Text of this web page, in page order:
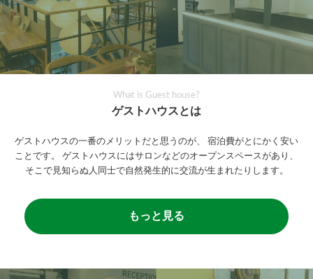
What is Guest house?
ゲストハウスとは
ゲストハウスの一番のメリットだと思うのが、
宿泊費がとにかく安い
ことです。
ゲストハウスにはサロンなどのオープンスペースがあり、
そこで見知らぬ人同士で自然発生的に交流が生まれたりします。
もっと見る